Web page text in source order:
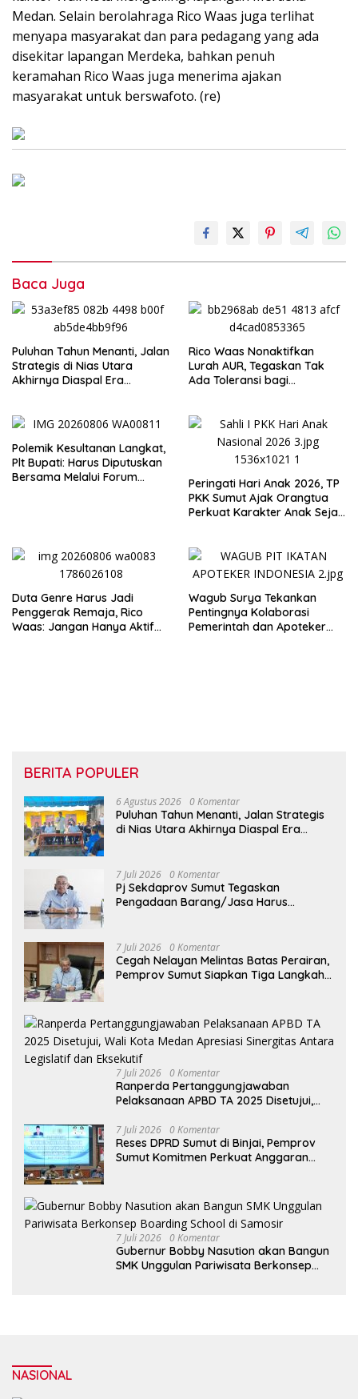
Medan. Selain berolahraga Rico Waas juga terlihat
menyapa masyarakat dan para pedagang yang ada
disekitar lapangan Merdeka, bahkan penuh
keramahan Rico Waas juga menerima ajakan
masyarakat untuk berswafoto. (re)
Baca Juga
Puluhan Tahun Menanti, Jalan
Strategis di Nias Utara
Akhirnya Diaspal Era
Rico Waas Nonaktifkan
Lurah AUR, Tegaskan Tak
Ada Toleransi bagi
Polemik Kesultanan Langkat,
Plt Bupati: Harus Diputuskan
Bersama Melalui Forum
Peringati Hari Anak 2026, TP
PKK Sumut Ajak Orangtua
Perkuat Karakter Anak Sejak
Duta Genre Harus Jadi
Penggerak Remaja, Rico
Waas: Jangan Hanya Aktif
Wagub Surya Tekankan
Pentingnya Kolaborasi
Pemerintah dan Apoteker
BERITA POPULER
6 Agustus 2026 0 Komentar
Puluhan Tahun Menanti, Jalan Strategis
di Nias Utara Akhirnya Diaspal Era
7 Juli 2026 0 Komentar
Pj Sekdaprov Sumut Tegaskan
Pengadaan Barang/Jasa Harus
7 Juli 2026 0 Komentar
Cegah Nelayan Melintas Batas Perairan,
Pemprov Sumut Siapkan Tiga Langkah
7 Juli 2026 0 Komentar
Ranperda Pertanggungjawaban
Pelaksanaan APBD TA 2025 Disetujui,
Antara Legislatif dan Eksekutif
7 Juli 2026 0 Komentar
Reses DPRD Sumut di Binjai, Pemprov
Sumut Komitmen Perkuat Anggaran
7 Juli 2026 0 Komentar
Gubernur Bobby Nasution akan Bangun
SMK Unggulan Pariwisata Berkonsep
NASIONAL